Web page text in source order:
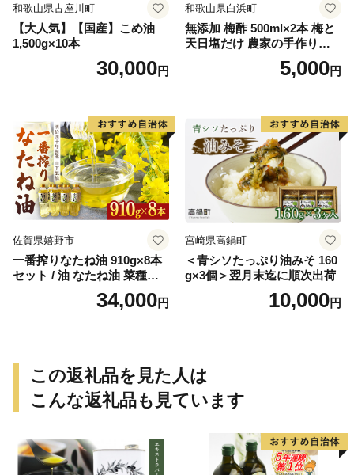
和歌山県古座川町
【大人気】【国産】こめ油
1,500g×10本
30,000円
和歌山県白浜町
無添加 梅酢 500ml×2本 梅と
天日塩だけ 農家の手作り完
5,000円
佐賀県嬉野市
一番搾りなたね油 910g×8本
セット / 油 なたね油 菜種油
ナタネ【山下製油】 [NBE00
34,000円
宮崎県高鍋町
＜青シソたっぷり油みそ 160
g×3個＞翌月末迄に順次出荷
10,000円
この返礼品を見た人は
こんな返礼品も見ています